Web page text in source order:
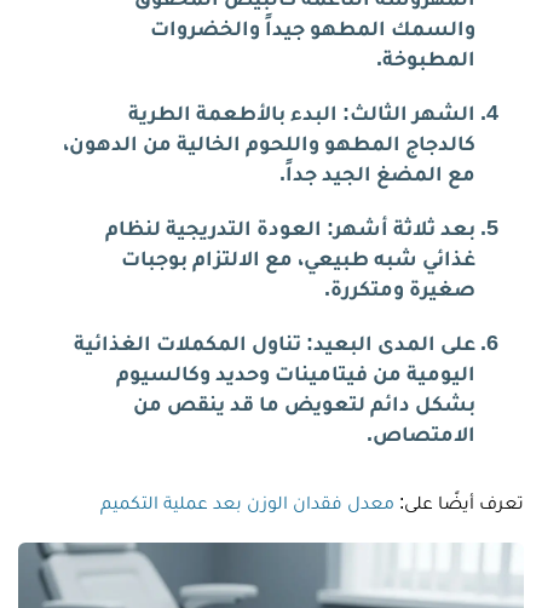
والسمك المطهو جيداً والخضروات
المطبوخة.
الشهر الثالث: البدء بالأطعمة الطرية
كالدجاج المطهو واللحوم الخالية من الدهون،
مع المضغ الجيد جداً.
بعد ثلاثة أشهر: العودة التدريجية لنظام
غذائي شبه طبيعي، مع الالتزام بوجبات
صغيرة ومتكررة.
على المدى البعيد: تناول المكملات الغذائية
اليومية من فيتامينات وحديد وكالسيوم
بشكل دائم لتعويض ما قد ينقص من
الامتصاص.
تعرف أيضًا على: معدل فقدان الوزن بعد عملية التكميم